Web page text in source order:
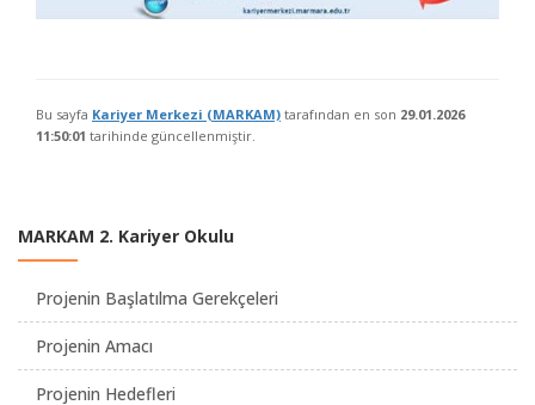
Bu sayfa Kariyer Merkezi (MARKAM) tarafından en son 29.01.2026
11:50:01 tarihinde güncellenmiştir.
MARKAM 2. Kariyer Okulu
Projenin Başlatılma Gerekçeleri
Projenin Amacı
Projenin Hedefleri